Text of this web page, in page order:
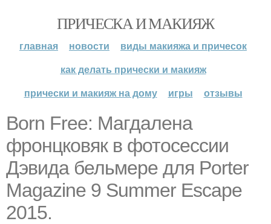
ПРИЧЕСКА И МАКИЯЖ
главная новости
виды макияжа и причесок
как делать прически и макияж
прически и макияж на дому
игры отзывы
Born Free: Магдалена
фронцковяк в фотосессии
Дэвида бельмере для Porter
Magazine 9 Summer Escape
2015.